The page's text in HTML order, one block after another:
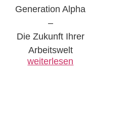
Generation Alpha
–
Die Zukunft Ihrer
Arbeitswelt
weiterlesen